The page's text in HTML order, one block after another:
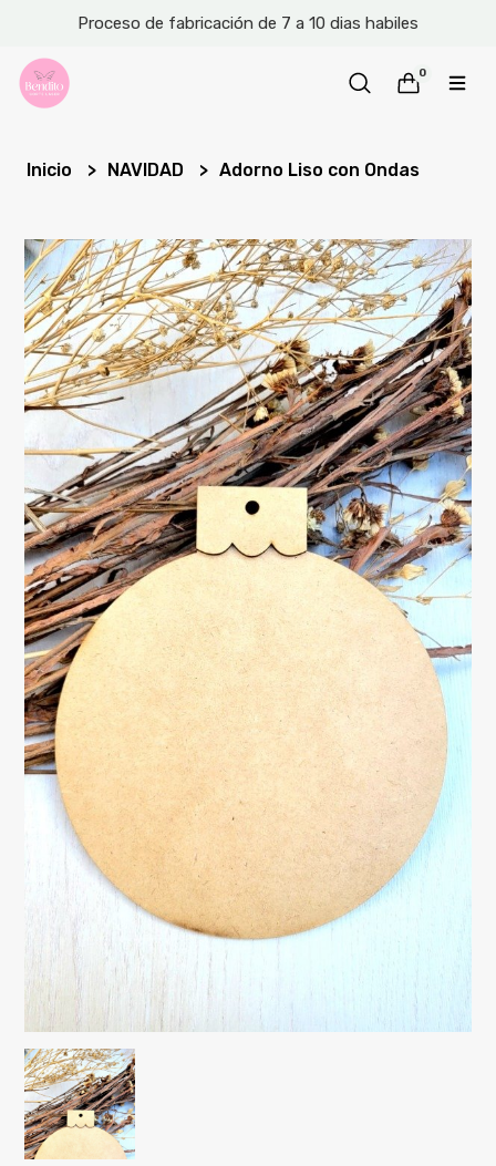
Proceso de fabricación de 7 a 10 dias habiles
0
Inicio NAVIDAD Adorno Liso con Ondas